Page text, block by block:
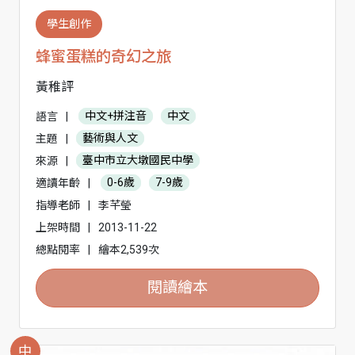
學生創作
蜂蜜蛋糕的奇幻之旅
黃稚評
語言 中文+拼注音
中文
主題
藝術與人文
來源
臺中市立大墩國民中學
適讀年齡
0-6歲
7-9歲
指導老師
李芊瑩
上架時間
2013-11-22
總點閱率
繪本2,539次
閱讀繪本
中